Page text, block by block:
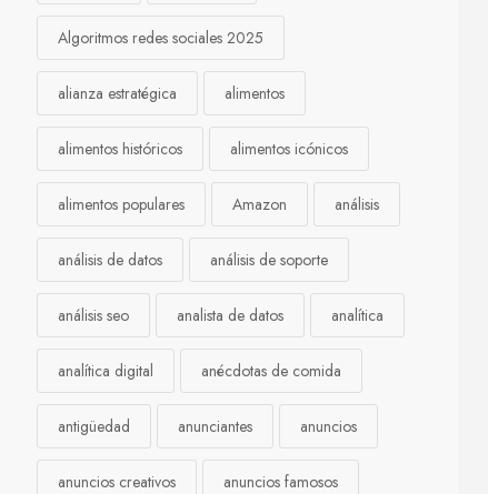
Algoritmos redes sociales 2025
alianza estratégica alimentos
alimentos históricos alimentos icónicos
alimentos populares Amazon análisis
análisis de datos análisis de soporte
análisis seo analista de datos analítica
analítica digital anécdotas de comida
antigüedad anunciantes anuncios
anuncios creativos anuncios famosos